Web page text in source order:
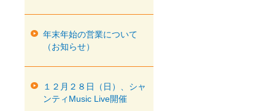
年末年始の営業について
（お知らせ）
１２月２８日（日）、シャ
ンティMusic Live開催